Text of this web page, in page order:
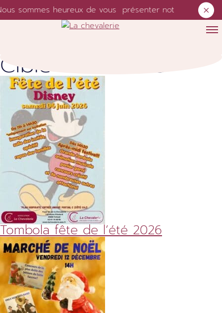
Skip to content
sommes heureux de vous présenter notre nouveau
Cible : Bénévole
Tombola fête de l’été 2026